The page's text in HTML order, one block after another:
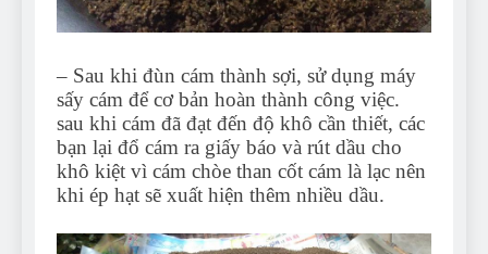
– Sau khi đùn cám thành sợi, sử dụng máy
sấy cám để cơ bản hoàn thành công việc.
sau khi cám đã đạt đến độ khô cần thiết, các
bạn lại đổ cám ra giấy báo và rút dầu cho
khô kiệt vì cám chòe than cốt cám là lạc nên
khi ép hạt sẽ xuất hiện thêm nhiều dầu.